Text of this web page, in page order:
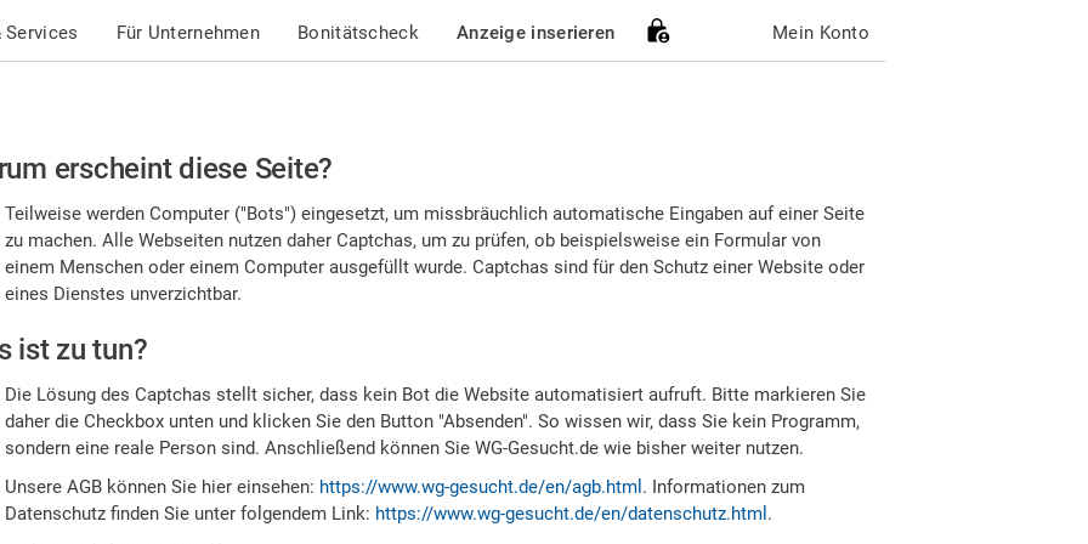
Services Für Unternehmen Bonitätscheck Anzeige inserieren Mein Konto
erscheint diese Seite?
Teilweise werden Computer ("Bots") eingesetzt, um missbräuchlich automatische Eingaben auf einer Seite
zu machen. Alle Webseiten nutzen daher Captchas, um zu prüfen, ob beispielsweise ein Formular von
einem Menschen oder einem Computer ausgefüllt wurde. Captchas sind für den Schutz einer Website oder
eines Dienstes unverzichtbar.
ist zu tun?
Die Lösung des Captchas stellt sicher, dass kein Bot die Website automatisiert aufruft. Bitte markieren Sie
daher die Checkbox unten und klicken Sie den Button "Absenden". So wissen wir, dass Sie kein Programm,
sondern eine reale Person sind. Anschließend können Sie WG-Gesucht.de wie bisher weiter nutzen.
Unsere AGB können Sie hier einsehen: https://www.wg-gesucht.de/en/agb.html . Informationen zum
Datenschutz finden Sie unter folgendem Link: https://www.wg-gesucht.de/en/datenschutz.html .